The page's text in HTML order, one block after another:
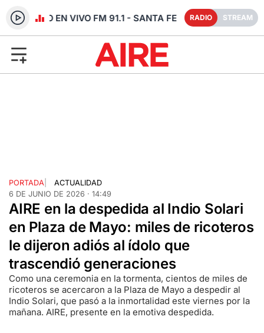
RADIO EN VIVO FM 91.1 - SANTA FE RADIO STREAM
PORTADA
ACTUALIDAD
6 DE JUNIO DE 2026 · 14:49
AIRE en la despedida al Indio Solari
en Plaza de Mayo: miles de ricoteros
le dijeron adiós al ídolo que
trascendió generaciones
Como una ceremonia en la tormenta, cientos de miles de
ricoteros se acercaron a la Plaza de Mayo a despedir al
Indio Solari, que pasó a la inmortalidad este viernes por la
mañana. AIRE, presente en la emotiva despedida.